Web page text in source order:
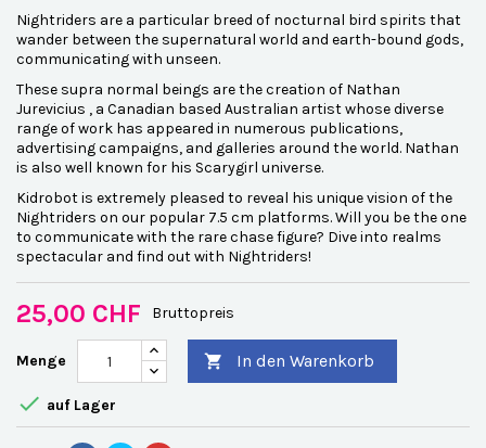
Nightriders are a particular breed of nocturnal bird spirits that
wander between the supernatural world and earth-bound gods,
communicating with unseen.
These supra normal beings are the creation of Nathan
Jurevicius , a Canadian based Australian artist whose diverse
range of work has appeared in numerous publications,
advertising campaigns, and galleries around the world. Nathan
is also well known for his Scarygirl universe.
Kidrobot is extremely pleased to reveal his unique vision of the
Nightriders on our popular 7.5 cm platforms. Will you be the one
to communicate with the rare chase figure? Dive into realms
spectacular and find out with Nightriders!
25,00 CHF Bruttopreis
Menge  In den Warenkorb
 auf Lager